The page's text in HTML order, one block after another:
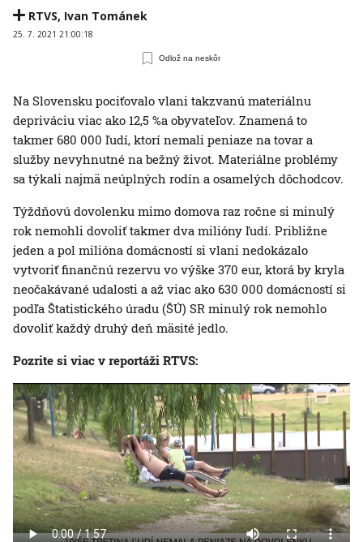
RTVS, Ivan Tománek
25. 7. 2021 21:00:18
Odlož na neskôr
Na Slovensku pociťovalo vlani takzvanú materiálnu
depriváciu viac ako 12,5 %a obyvateľov. Znamená to
takmer 680 000 ľudí, ktorí nemali peniaze na tovar a
služby nevyhnutné na bežný život. Materiálne problémy
sa týkali najmä neúplných rodín a osamelých dôchodcov.
Týždňovú dovolenku mimo domova raz ročne si minulý
rok nemohli dovoliť takmer dva milióny ľudí. Približne
jeden a pol milióna domácností si vlani nedokázalo
vytvoriť finančnú rezervu vo výške 370 eur, ktorá by kryla
neočakávané udalosti a až viac ako 630 000 domácností si
podľa Štatistického úradu (ŠÚ) SR minulý rok nemohlo
dovoliť každý druhý deň mäsité jedlo.
Pozrite si viac v reportáži RTVS: